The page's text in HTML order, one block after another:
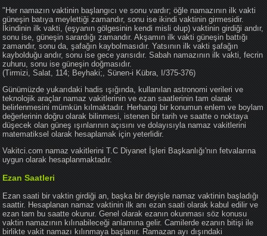
"Her namazın vaktinin başlangıcı ve sonu vardır; öğle namazının ilk vakti
güneşin batıya meylettiği zamandır, sonu ise ikindi vaktinin girmesidir.
İkindinin ilk vakti, (eşyanın gölgesinin kendi misli olup) vaktinin girdiği andır,
sonu ise, güneşin sarardığı zamandır. Akşamın ilk vakti güneşin battığı
zamandır, sonu da, şafağın kaybolmasıdır. Yatsının ilk vakti şafağın
kaybolduğu andır, sonu ise gece yarısıdır. Sabah namazının ilk vakti, fecrin
zuhuru, sonu ise güneşin doğmasıdır.
(Tirmizi, Salat, 114; Beyhaki;, Sünen-i Kübra, I/375-376)
Günümüzde yukarıdaki hadis ışığında, kullanılan astronomi verileri ve
teknolojik araçlar namaz vakitlerinin ve ezan saatlerinin tam olarak
belirlenmesini mümkün kılmaktadır. Herhangi bir konumun enlem ve boylam
değerlerinin doğru olarak bilinmesi, istenen bir tarih ve saatte o noktaya
düşecek olan güneş ışınlarının açısını ve dolayısıyla namaz vakitlerini
matematiksel olarak hesaplamak için yeterlidir.
Vakitci.com namaz vakitlerini T.C Diyanet İşleri Başkanlığı'nın fetvalarına
uygun olarak hesaplanmaktadır.
Ezan Saatleri
Ezan saati bir vaktin girdiği an, başka bir deyişle namaz vaktinin başladığı
saattir. Hesaplanan namaz vaktinin ilk anı ezan saati olarak kabul edilir ve
ezan tam bu saatte okunur. Genel olarak ezanın okunması söz konusu
vaktin namazının kılınabileceği anlamına gelir. Camilerde ezanın bitişi ile
birlikte vakit namazı kılınmaya başlanır. Ramazan ayı dışındaki